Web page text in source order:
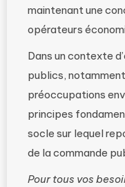
maintenant une
opérateurs
Dans un contexte
publics,
préoccupations
principes
socle sur lequel
de la commande
Pour tous vos